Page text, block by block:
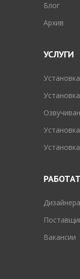
Блог
Архив
УСЛУГИ
Вакансии